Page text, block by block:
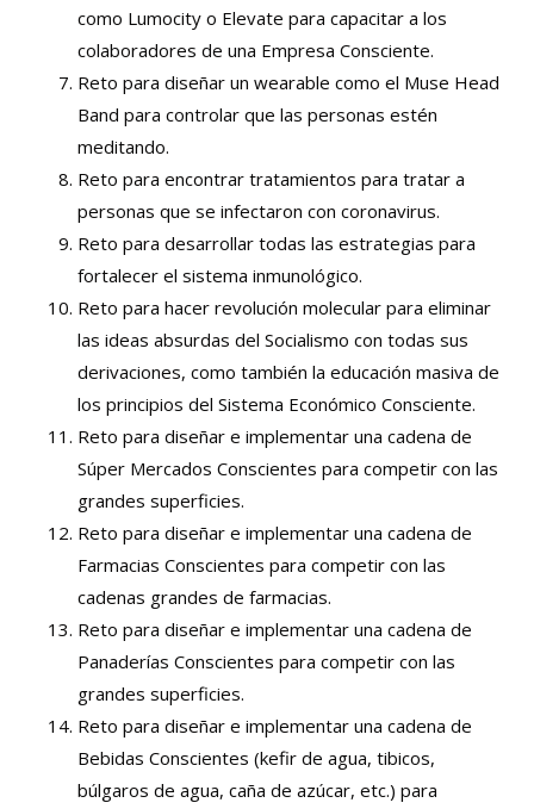
como Lumocity o Elevate para capacitar a los
colaboradores de una Empresa Consciente.
Reto para diseñar un wearable como el Muse Head
Band para controlar que las personas estén
meditando.
Reto para encontrar tratamientos para tratar a
personas que se infectaron con coronavirus.
Reto para desarrollar todas las estrategias para
fortalecer el sistema inmunológico.
Reto para hacer revolución molecular para eliminar
las ideas absurdas del Socialismo con todas sus
derivaciones, como también la educación masiva de
los principios del Sistema Económico Consciente.
Reto para diseñar e implementar una cadena de
Súper Mercados Conscientes para competir con las
grandes superficies.
Reto para diseñar e implementar una cadena de
Farmacias Conscientes para competir con las
cadenas grandes de farmacias.
Reto para diseñar e implementar una cadena de
Panaderías Conscientes para competir con las
grandes superficies.
Reto para diseñar e implementar una cadena de
Bebidas Conscientes (kefir de agua, tibicos,
búlgaros de agua, caña de azúcar, etc.) para